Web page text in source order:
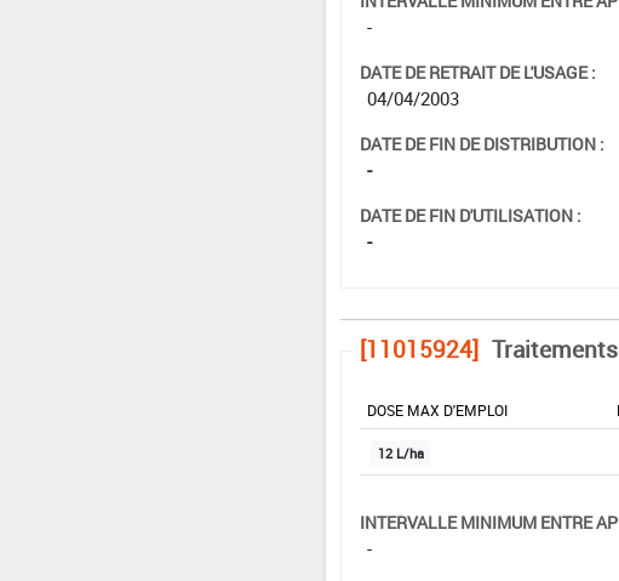
-
DATE DE RETRAIT DE L'USAGE :
04/04/2003
DATE DE FIN DE DISTRIBUTION :
-
DATE DE FIN D'UTILISATION :
-
[11015924]
DOSE MAX D'EMPLOI
12 L/ha
INTERVALLE MINIMUM ENTRE
-